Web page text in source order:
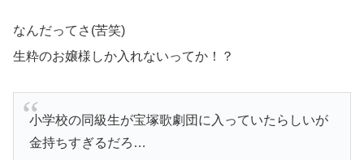
なんだってさ(苦笑)
生粋のお嬢様しか入れないってか！？
小学校の同級生が宝塚歌劇団に入っていたらしいが
金持ちすぎるだろ…